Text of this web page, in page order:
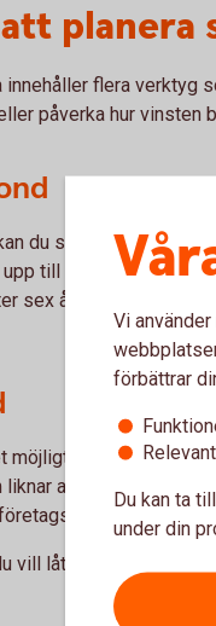
planera
flera verktyg
påverka hur vinsten
du skjuta upp
upp till 30 procent av
sex år. Det kan vara ett
att låta vinster
aktiebolag. Syftet
vill låta kapital ligga
Vi
förbättrar
Du kan ta
under din